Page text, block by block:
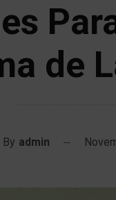
de
By admin